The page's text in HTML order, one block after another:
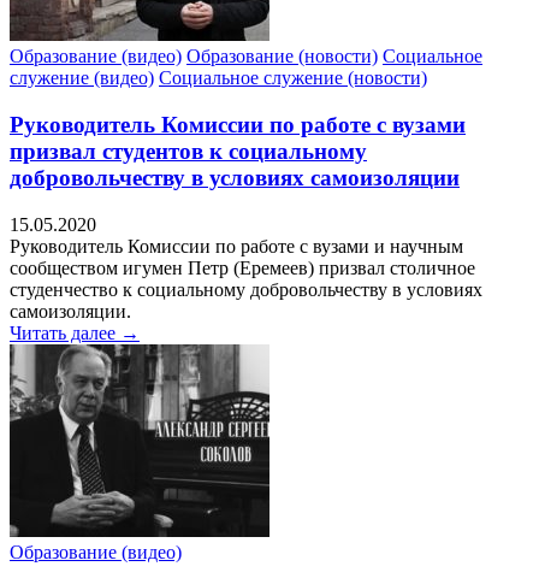
Образование (видео) Образование (новости) Социальное
служение (видео) Социальное служение (новости)
Руководитель Комиссии по работе с вузами
призвал студентов к социальному
добровольчеству в условиях самоизоляции
15.05.2020
Руководитель Комиссии по работе с вузами и научным
сообществом игумен Петр (Еремеев) призвал столичное
студенчество к социальному добровольчеству в условиях
самоизоляции.
Читать далее →
Образование (видео)